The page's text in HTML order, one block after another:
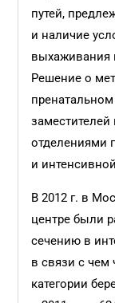
путей,
и наличие
выхаживания
Решение о
отделениями
и
В 2012 г. в
центре были
сечению в
в связи с чем
категории